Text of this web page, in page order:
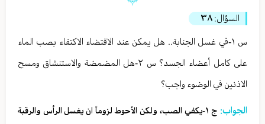
السؤال: ٣٨
س ١-في غسل الجنابة.. هل يمكن عند الاقتضاء الاكتفاء بصب الماء
على كامل أعضاء الجسد؟ س ٢-هل المضمضة والاستنشاق ومسح
الاذنين في الوضوء واجب؟
الجواب:
ج ١-يكفي الصب، ولكن الأحوط لزوماً ان يغسل الرأس والرقبة